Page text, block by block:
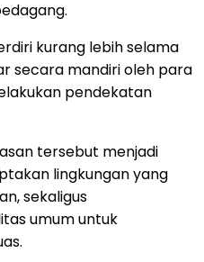
kurang lebih selama
secara mandiri oleh para
pendekatan
tersebut menjadi
lingkungan yang
sekaligus
umum untuk